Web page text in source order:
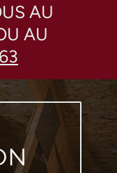
AU
AU